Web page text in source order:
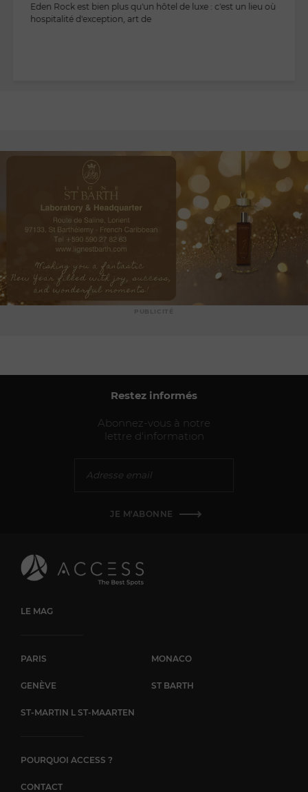
Eden Rock est bien plus qu'un hôtel de luxe : c'est un lieu où
hospitalité d'exception, art de
Restez informés
Abonnez-vous à notre
lettre d'information
JE M'ABONNE
LE MAG
PARIS MONACO
GENÈVE ST BARTH
ST-MARTIN L ST-MAARTEN
POURQUOI ACCESS ?
CONTACT